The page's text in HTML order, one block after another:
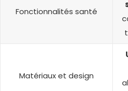
Fonctionnalités santé
Matériaux et design